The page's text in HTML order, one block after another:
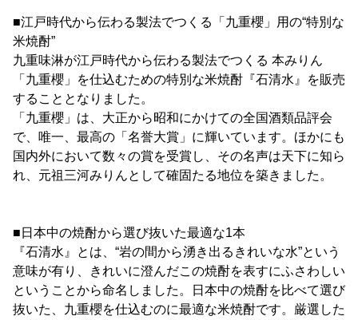
■江戸時代から伝わる製法でつくる「九重櫻」用の“特別な
米焼酎”
九重味淋が江戸時代から伝わる製法でつくる 本みりん
「九重櫻」を仕込むための特別な米焼酎『石清水』を販売
することとなりました。
「九重櫻」は、大正から昭和にかけての全国酒類品評会
で、唯一、最高の「名誉大賞」に輝いています。ほかにも
国内外において数々の賞を受賞し、その名声は天下に知ら
れ、元祖三河みりんとして確固たる地位を築きました。
■日本中の焼酎から選び抜いた最適な1本
『石清水』とは、“岩の間から湧き出るきれいな水”という
意味が有り、きれいに澄んだこの焼酎を表すにふさわしい
ということから命名しました。日本中の焼酎を比べて選び
抜いた、九重櫻を仕込むのに最適な米焼酎です。厳選した